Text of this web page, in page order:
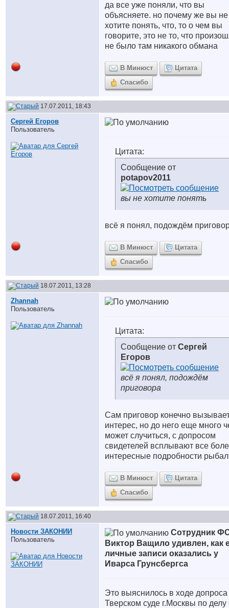
да все уже поняли, что вы
объясняете. но почему же вы не
хотите понять, что, то о чем вы
говорите, это не то, что
не было там никакого обмана
В Минюст
Цитата
Спасибо
17.07.2011, 18:43
Сергей Егоров
Пользователь
Цитата:
Сообщение от
potapov2011
вы не хотите понять
всё я понял, подождём
В Минюст
Цитата
Спасибо
18.07.2011, 13:28
Zhannah
Пользователь
Цитата:
Сообщение от Сергей
Егоров
всё я понял, подождём
приговора
Сам приговор конечно
интерес, но до него еще много
может случиться, с допросом
свидетелей всплывают все
интересные подробности
В Минюст
Цитата
Спасибо
18.07.2011, 16:40
Новости ЗАКОНИИ
Пользователь
Сотрудник
Виктор Ващило удивлен, как
личные записи оказались у
Иварса Грунсбергса
Это выяснилось в ходе допроса
Тверском суде г.Москвы по делу